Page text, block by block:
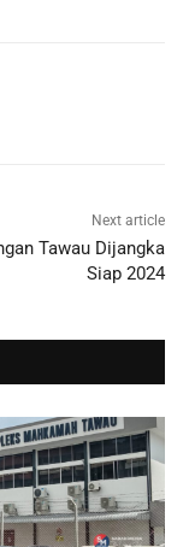
Next article
Tawau Dijangka
Siap 2024